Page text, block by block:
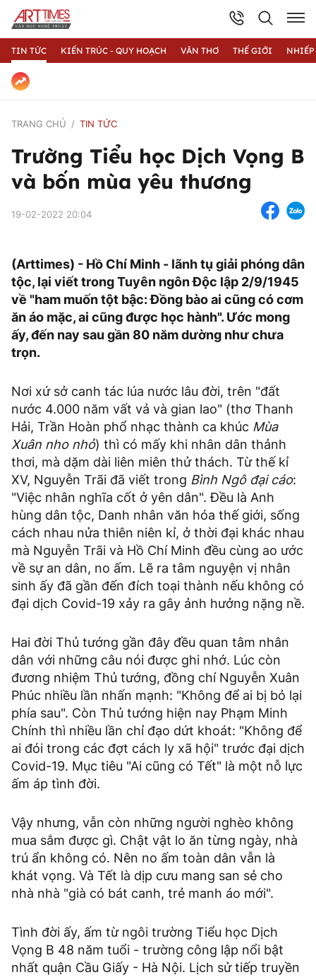
TIN TỨC KIẾN TRÚC - QUY HOẠCH VĂN THƠ THẾ GIỚI
TRANG CHỦ TIN TỨC
Trường Tiểu học Dịch Vọng B
và bốn mùa yêu thương
19-02-2022 20:04
(Arttimes) - Hồ Chí Minh - lãnh tụ giải phóng dân
tộc, lại viết trong Tuyên ngôn Độc lập 2/9/1945
về "ham muốn tột bậc: Đồng bào ai cũng có cơm
ăn áo mặc, ai cũng được học hành". Ước mong
ấy, đến nay sau gần 80 năm dường như chưa
trọn.
Nơi xứ sở canh tác lúa nước lâu đời, trên "đất
nước 4.000 năm vất vả và gian lao" (thơ Thanh
Hải, Trần Hoàn phổ nhạc thành ca khúc Mùa
Xuân nho nhỏ) thì có mấy khi nhân dân thảnh
thơi, mà dặm dài liên miên thử thách. Từ thế kỉ
XV, Nguyễn Trãi đã viết trong Bình Ngô đại cáo:
"Việc nhân nghĩa cốt ở yên dân". Đều là Anh
hùng dân tộc, Danh nhân văn hóa thế giới, sống
cách nhau nửa thiên niên kỉ, ở thời đại khác nhau
mà Nguyễn Trãi và Hồ Chí Minh đều cùng ao ước
về sự an dân, no ấm. Lẽ ra tâm nguyện vị nhân
sinh ấy đã gần đến đích toại thành nếu không có
đại dịch Covid-19 xảy ra gây ảnh hưởng nặng nề.
Hai đời Thủ tướng gần đây đều quan tâm nhân
dân với những câu nói được ghi nhớ. Lúc còn
đương nhiệm Thủ tướng, đồng chí Nguyễn Xuân
Phúc nhiều lần nhấn mạnh: "Không để ai bị bỏ lại
phía sau". Còn Thủ tướng hiện nay Phạm Minh
Chính thì nhiều lần chỉ đạo dứt khoát: "Không để
ai đói trong các đợt cách ly xã hội" trước đại dịch
Covid-19. Mục tiêu "Ai cũng có Tết" là một nỗ lực
ấm áp tình đời.
Vậy nhưng, vẫn còn những người nghèo không
mua sắm được gì. Chật vật lo ăn từng ngày, nhà
trú ẩn không có. Nên no ấm toàn dân vẫn là
khát vọng. Và Tết là dịp cưu mang san sẻ cho
nhà nhà "già có bát canh, trẻ manh áo mới".
Tình đời ấy, ấm từ ngôi trường Tiểu học Dịch
Vọng B 48 năm tuổi - trường công lập nổi bật
nhất quận Cầu Giấy - Hà Nội. Lịch sử tiếp truyền